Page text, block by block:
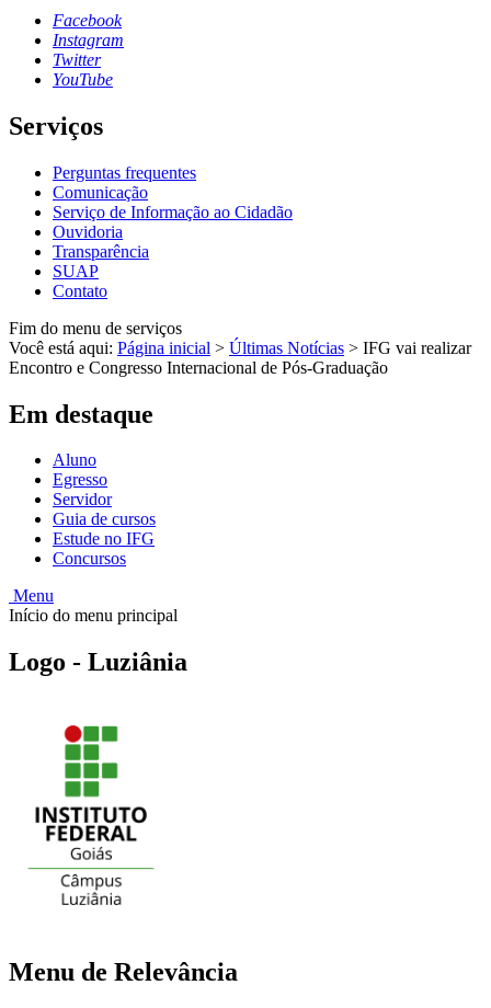
Facebook
Instagram
Twitter
YouTube
Serviços
Perguntas frequentes
Comunicação
Serviço de Informação ao Cidadão
Ouvidoria
Transparência
SUAP
Contato
Fim do menu de serviços
Você está aqui: Página inicial > Últimas Notícias > IFG vai realizar
Encontro e Congresso Internacional de Pós-Graduação
Em destaque
Aluno
Egresso
Servidor
Guia de cursos
Estude no IFG
Concursos
Menu
Início do menu principal
Logo - Luziânia
Menu de Relevância